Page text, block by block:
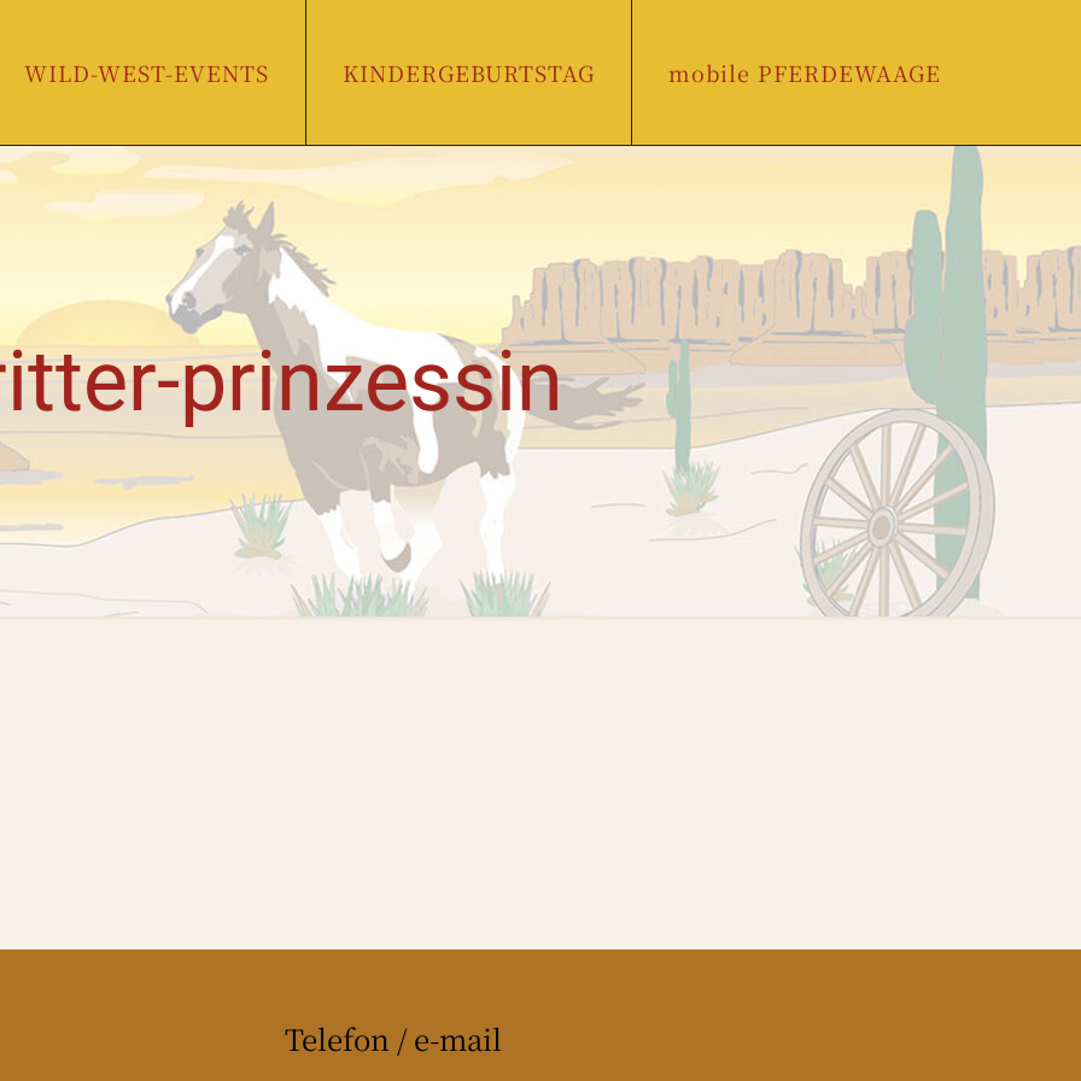
WILD-WEST-EVENTS KINDERGEBURTSTAG mobile PFERDEWAAGE
prinzessin
Telefon / e-mail